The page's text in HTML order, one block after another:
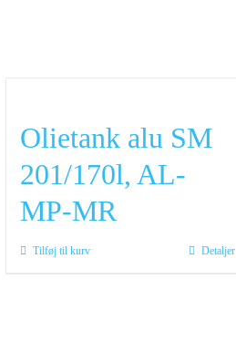
Olietank alu SM
201/170l, AL-
MP-MR
Tilføj til kurv Detaljer